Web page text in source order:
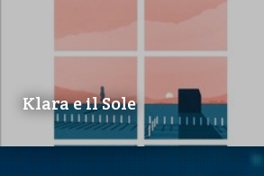
Klara e il Sole